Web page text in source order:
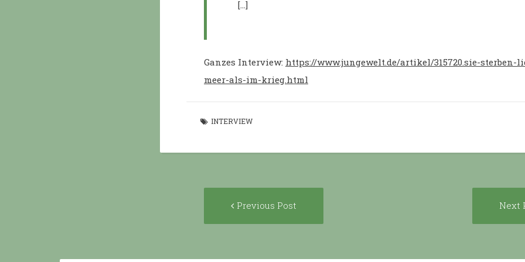
[…]
Ganzes Interview: https://www.jungewelt.de/artikel/315720.sie-sterben-
meer-als-im-krieg.html
INTERVIEW
navigation
Previous Post Next